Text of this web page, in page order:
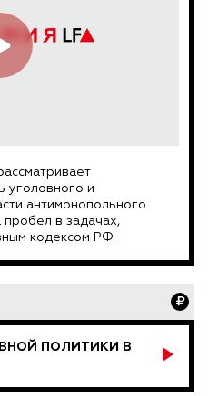
уголовного и
антимонопольного
пробел в задачах,
кодексом РФ.
ПОЛИТИКИ В